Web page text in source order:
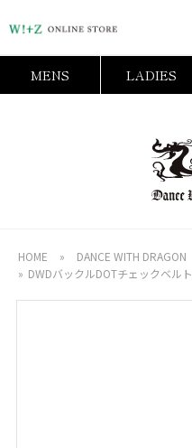
MENS LADIES
HOME » DANCE WITH DRAGON
» DWDバックルDOTチェックベルト